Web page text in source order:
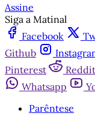
Assine
Siga a Matinal
Facebook
Github
Pinterest
Reddit
Whatsapp
Parêntese